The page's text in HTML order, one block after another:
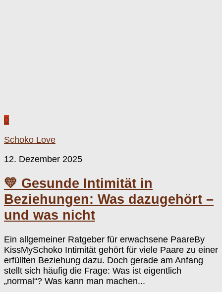
0
Schoko Love
12. Dezember 2025
💛 Gesunde Intimität in
Beziehungen: Was dazugehört –
und was nicht
Ein allgemeiner Ratgeber für erwachsene PaareBy
KissMySchoko Intimität gehört für viele Paare zu einer
erfüllten Beziehung dazu. Doch gerade am Anfang
stellt sich häufig die Frage: Was ist eigentlich
„normal“? Was kann man machen...